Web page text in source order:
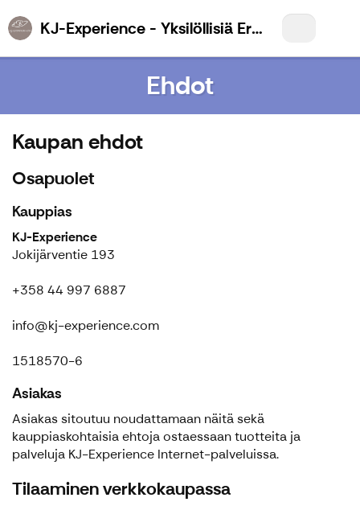
KJ-Experience - Yksilöllisiä Eräelämyksiä Sinulle
Ehdot
Kaupan ehdot
Osapuolet
Kauppias
KJ-Experience
Jokijärventie 193
+358 44 997 6887
info@kj-experience.com
1518570-6
Asiakas
Asiakas sitoutuu noudattamaan näitä sekä
kauppiaskohtaisia ehtoja ostaessaan tuotteita ja
palveluja KJ-Experience Internet-palveluissa.
Tilaaminen verkkokaupassa